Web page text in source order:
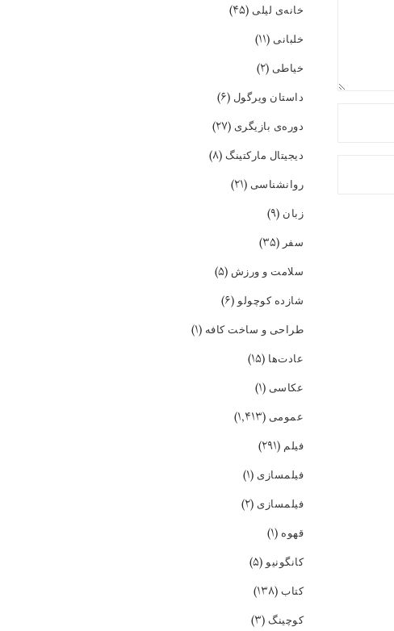
خانه‌ی لیلی (۴۵)
خلبانی (۱۱)
خیاطی (۲)
داستان ویرگول (۶)
دوره‌ی بازیگری (۲۷)
دیجیتال مارکتینگ (۸)
روانشناسی (۲۱)
زبان (۹)
سفر(۳۵)
سلامت و ورزش (۵)
شازده کوچولو(۶)
طراحی و ساخت کافه (۱)
عادت‌ها (۱۵)
عکاسی (۱)
عمومی (۱,۴۱۳)
فیلم (۲۹۱)
فیلمسازی (۱)
فیلمسازی (۲)
قهوه (۱)
کانگونیو(۵)
کتاب (۱۳۸)
کوچینگ (۳)